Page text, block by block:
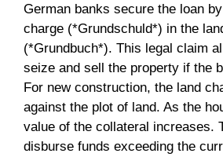
German banks secure the loan
charge (*Grundschuld*) in the
(*Grundbuch*). This legal claim
seize and sell the property if the
For new construction, the land
against the plot of land. As the
value of the collateral increases.
disburse funds exceeding the